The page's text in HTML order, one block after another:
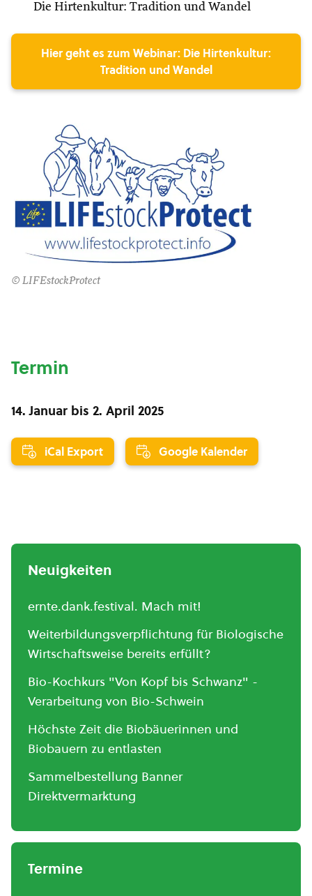
Die Hirtenkultur: Tradition und Wandel
Hier geht es zum Webinar: Die Hirtenkultur:
Tradition und Wandel
© LIFEstockProtect
Termin
14. Januar bis 2. April 2025
iCal Export Google Kalender
Neuigkeiten
ernte.dank.festival. Mach mit!
Weiterbildungsverpflichtung für Biologische
Wirtschaftsweise bereits erfüllt?
Bio-Kochkurs "Von Kopf bis Schwanz" -
Verarbeitung von Bio-Schwein
Höchste Zeit die Biobäuerinnen und
Biobauern zu entlasten
Sammelbestellung Banner
Direktvermarktung
Termine